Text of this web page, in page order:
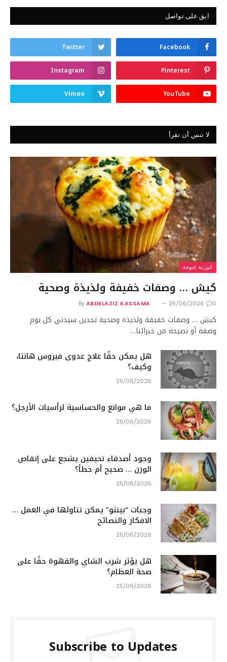
ابق على تواصل
Facebook
Twitter
Pinterest
Instagram
YouTube
Vimeo
لا تنس أن تقرأ
كوزينة غنوجة
كيش … وصفات خفيفة ولذيذة وصحية
By ABDELAZIZ KASSAMA 25/06/2026 0
كيش … وصفات خفيفة ولذيذة وصحية تجدين سيدتي كل يوم
وصفة أو نصيحة من خبرائنا…
هل يمكن حقًا علاج عدوى فيروس هانتا،
وكيف؟
25/06/2026
ما هي موانع والحساسية لرأسيات الأرجل؟
25/06/2026
وجود أصدقاء نحيفين يشجع على إنقاص
الوزن … صحيح أم خطأ؟
25/06/2026
وجبات “بينتو” يمكن تناولها في العمل …
الافكار والنصائح
25/06/2026
هل يؤثر شرب الشاي والقهوة حقًا على
صحة العظام؟
25/06/2026
Subscribe to Updates